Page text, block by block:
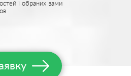
і обраних вами